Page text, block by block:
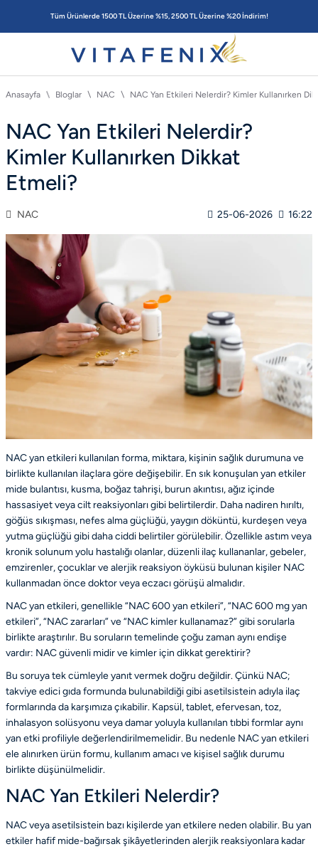
Tüm Ürünlerde 1500 TL Üzerine %15, 2500 TL Üzerine %20 İndirim!
Anasayfa Bloglar NAC NAC Yan Etkileri Nelerdir? Kimler Kullanırken
NAC Yan Etkileri Nelerdir?
Kimler Kullanırken Dikkat
Etmeli?
NAC 25-06-2026 16:22
NAC yan etkileri kullanılan forma, miktara, kişinin sağlık durumuna ve
birlikte kullanılan ilaçlara göre değişebilir. En sık konuşulan yan etkiler
mide bulantısı, kusma, boğaz tahrişi, burun akıntısı, ağız içinde
hassasiyet veya cilt reaksiyonları gibi belirtilerdir. Daha nadiren hırıltı,
göğüs sıkışması, nefes alma güçlüğü, yaygın döküntü, kurdeşen veya
yutma güçlüğü gibi daha ciddi belirtiler görülebilir. Özellikle astım veya
kronik solunum yolu hastalığı olanlar, düzenli ilaç kullananlar, gebeler,
emzirenler, çocuklar ve alerjik reaksiyon öyküsü bulunan kişiler NAC
kullanmadan önce doktor veya eczacı görüşü almalıdır.
NAC yan etkileri, genellikle “NAC 600 yan etkileri”, “NAC 600 mg yan
etkileri”, “NAC zararları” ve “NAC kimler kullanamaz?” gibi sorularla
birlikte araştırılır. Bu soruların temelinde çoğu zaman aynı endişe
vardır: NAC güvenli midir ve kimler için dikkat gerektirir?
Bu soruya tek cümleyle yanıt vermek doğru değildir. Çünkü NAC;
takviye edici gıda formunda bulunabildiği gibi asetilsistein adıyla ilaç
formlarında da karşımıza çıkabilir. Kapsül, tablet, efervesan, toz,
inhalasyon solüsyonu veya damar yoluyla kullanılan tıbbi formlar aynı
yan etki profiliyle değerlendirilmemelidir. Bu nedenle NAC yan etkileri
ele alınırken ürün formu, kullanım amacı ve kişisel sağlık durumu
birlikte düşünülmelidir.
NAC Yan Etkileri Nelerdir?
NAC veya asetilsistein bazı kişilerde yan etkilere neden olabilir. Bu yan
etkiler hafif mide-bağırsak şikâyetlerinden alerjik reaksiyonlara kadar